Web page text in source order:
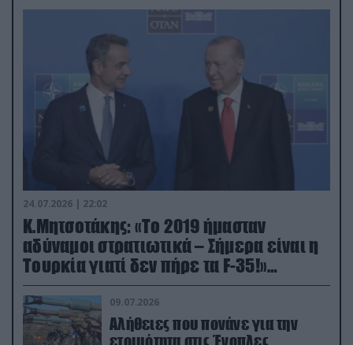
24.07.2026 | 22:02
Κ.Μητσοτάκης: «Το 2019 ήμασταν
αδύναμοι στρατιωτικά – Σήμερα είναι η
Τουρκία γιατί δεν πήρε τα F-35!»
(βίντεο)
09.07.2026
Αλήθειες που πονάνε για την
ετοιμότητα στις Ένοπλες